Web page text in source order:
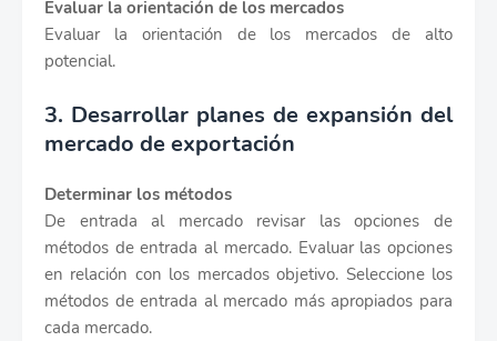
Evaluar la orientación de los mercados
Evaluar la orientación de los mercados de alto
potencial.
3. Desarrollar planes de expansión del
mercado de exportación
Determinar los métodos
De entrada al mercado revisar las opciones de
métodos de entrada al mercado. Evaluar las opciones
en relación con los mercados objetivo. Seleccione los
métodos de entrada al mercado más apropiados para
cada mercado.